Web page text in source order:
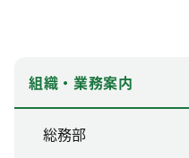
組織・業務案内
総務部